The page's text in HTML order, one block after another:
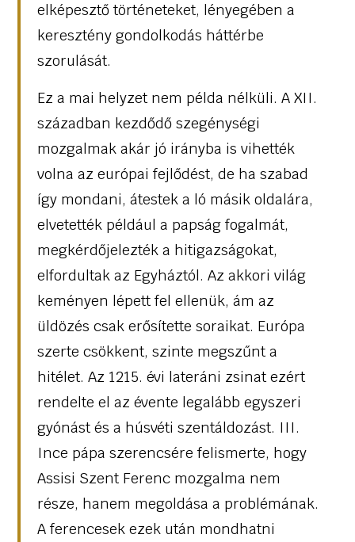
elképesztő történeteket, lényegében a
keresztény gondolkodás háttérbe
szorulását.
Ez a mai helyzet nem példa nélküli. A XII.
században kezdődő szegénységi
mozgalmak akár jó irányba is vihették
volna az európai fejlődést, de ha szabad
így mondani, átestek a ló másik oldalára,
elvetették például a papság fogalmát,
megkérdőjelezték a hitigazságokat,
elfordultak az Egyháztól. Az akkori világ
keményen lépett fel ellenük, ám az
üldözés csak erősítette soraikat. Európa
szerte csökkent, szinte megszűnt a
hitélet. Az 1215. évi lateráni zsinat ezért
rendelte el az évente legalább egyszeri
gyónást és a húsvéti szentáldozást. III.
Ince pápa szerencsére felismerte, hogy
Assisi Szent Ferenc mozgalma nem
része, hanem megoldása a problémának.
A ferencesek ezek után mondhatni